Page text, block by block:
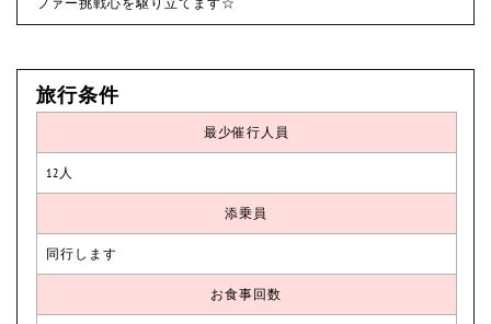
旅行条件
最少催行人員
12人
添乗員
同行します
お食事回数